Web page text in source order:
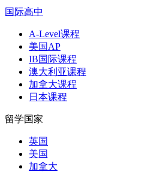
国际高中
A-Level课程
美国AP
IB国际课程
澳大利亚课程
加拿大课程
日本课程
留学国家
英国
美国
加拿大